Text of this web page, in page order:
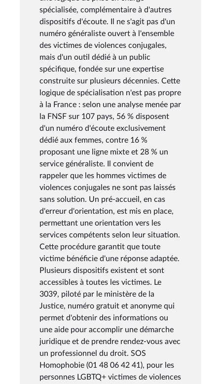
spécialisée, complémentaire à d'autres
dispositifs d'écoute. Il ne s'agit pas d'un
numéro généraliste ouvert à l'ensemble
des victimes de violences conjugales,
mais d'un outil dédié à un public
spécifique, fondée sur une expertise
construite sur plusieurs décennies. Cette
logique de spécialisation n'est pas propre
à la France : selon une analyse menée par
la FNSF sur 107 pays, 56 % disposent
d'un numéro d'écoute exclusivement
dédié aux femmes, contre 16 %
proposant une ligne mixte et 28 % un
service généraliste. Il convient de
rappeler que les hommes victimes de
violences conjugales ne sont pas laissés
sans solution. Un pré-accueil, en cas
d'erreur d'orientation, est mis en place,
permettant une orientation vers les
services compétents selon leur situation.
Cette procédure garantit que toute
victime bénéficie d'une réponse adaptée.
Plusieurs dispositifs existent et sont
accessibles à toutes les victimes. Le
3039, piloté par le ministère de la
Justice, numéro gratuit et anonyme qui
permet d'obtenir des informations ou
une aide pour accomplir une démarche
juridique et de prendre rendez-vous avec
un professionnel du droit. SOS
Homophobie (01 48 06 42 41), pour les
personnes LGBTQ+ victimes de violences